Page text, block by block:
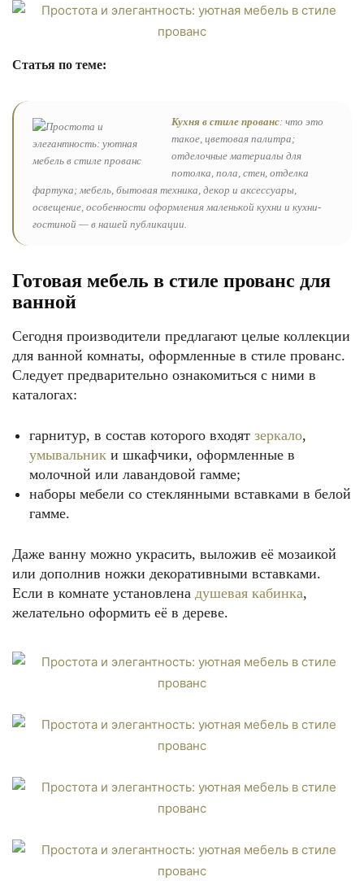
Статья по теме:
Кухня в стиле прованс: что это
такое, цветовая палитра;
отделочные материалы для
потолка, пола, стен, отделка
фартука; мебель, бытовая техника, декор и аксессуары,
освещение, особенности оформления маленькой кухни и кухни-
гостиной — в нашей публикации.
Готовая мебель в стиле прованс для
ванной
Сегодня производители предлагают целые коллекции
для ванной комнаты, оформленные в стиле прованс.
Следует предварительно ознакомиться с ними в
каталогах:
гарнитур, в состав которого входят зеркало,
умывальник и шкафчики, оформленные в
молочной или лавандовой гамме;
наборы мебели со стеклянными вставками в белой
гамме.
Даже ванну можно украсить, выложив её мозаикой
или дополнив ножки декоративными вставками.
Если в комнате установлена душевая кабинка,
желательно оформить её в дереве.